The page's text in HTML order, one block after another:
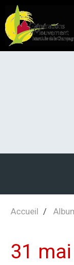
Accueil
31